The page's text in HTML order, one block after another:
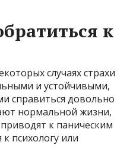
к
случаях страхи
и устойчивыми,
справиться довольно
нормальной жизни,
к паническим
психологу или